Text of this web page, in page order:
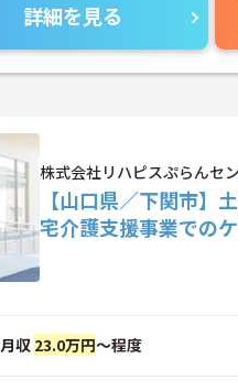
詳細を見る
株式会社リハピスぷらんセ
【山口県／下関市
宅介護支援事業での
月収 23.0万円～程度